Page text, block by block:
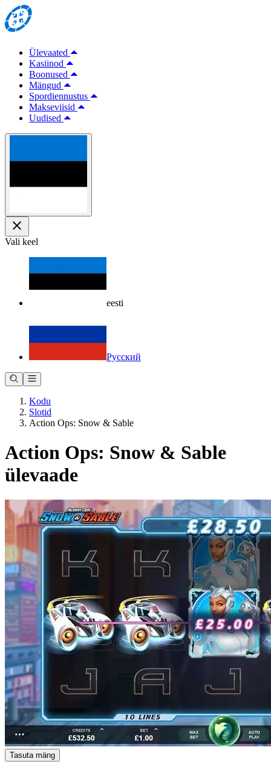
Ülevaated
Kasiinod
Boonused
Mängud
Spordiennustus
Makseviisid
Uudised
Vali keel
eesti
Русский
Kodu
Slotid
Action Ops: Snow & Sable
Action Ops: Snow & Sable
ülevaade
Tasuta mäng